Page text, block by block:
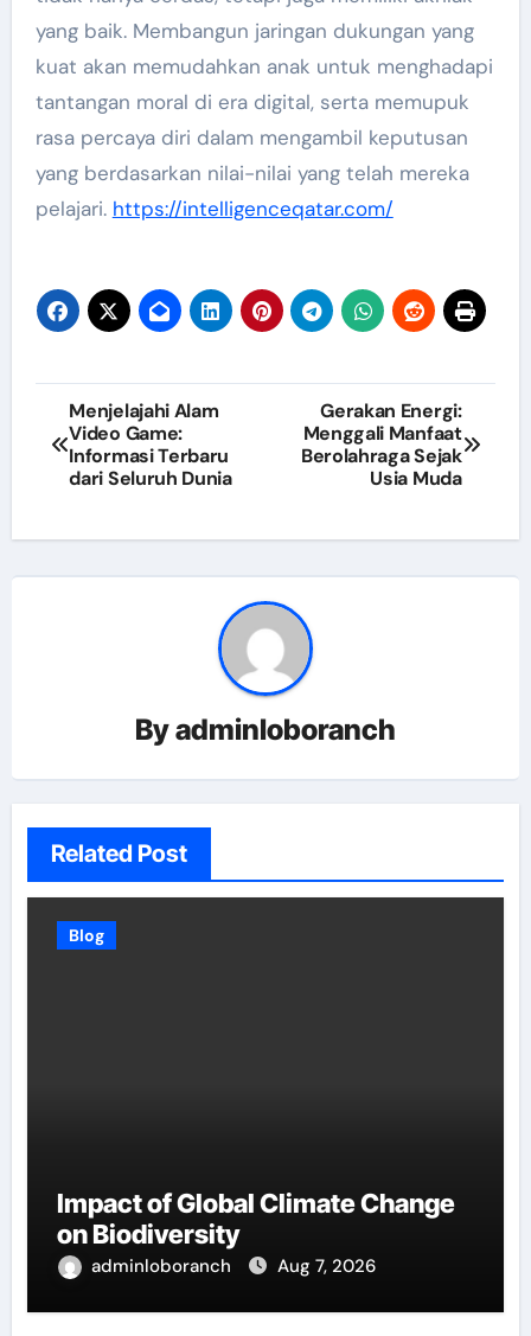
yang baik. Membangun jaringan dukungan yang
kuat akan memudahkan anak untuk menghadapi
tantangan moral di era digital, serta memupuk
rasa percaya diri dalam mengambil keputusan
yang berdasarkan nilai-nilai yang telah mereka
pelajari. https://intelligenceqatar.com/
Post
navigation
Menjelajahi Alam
Video Game:
Informasi Terbaru
dari Seluruh Dunia
Gerakan Energi:
Menggali Manfaat
Berolahraga Sejak
Usia Muda
Byadminloboranch
Related Post
Blog
Impact of Global Climate Change
on Biodiversity
adminloboranch Aug 7, 2026